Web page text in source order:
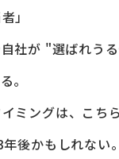
」
社が "選ばれう
。
ミングは、こち
後かもしれない。